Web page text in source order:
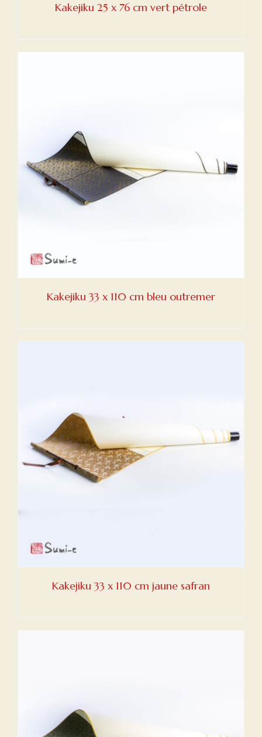
Kakejiku 25 x 76 cm vert pétrole
Kakejiku 33 x 110 cm bleu outremer
Kakejiku 33 x 110 cm jaune safran